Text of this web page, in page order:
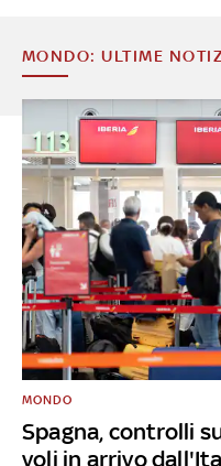
MONDO: ULTIME
Spagna, controlli
voli in arrivo
MONDO